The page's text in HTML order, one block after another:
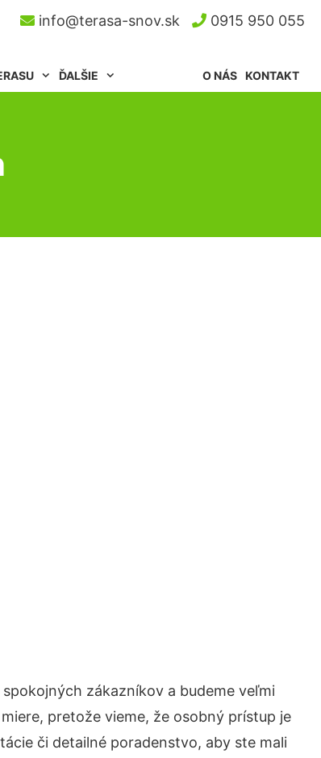
info@terasa-snov.sk 0915 950 055
ĎALŠIE KONTAKT
O NÁS
zákazníkov a budeme veľmi
pretože vieme, že osobný prístup je
či detailné poradenstvo, aby ste mali